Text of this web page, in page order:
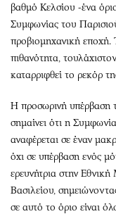
βαθμό Κελσίου -ένα
Συμφωνίας του
προβιομηχανική εποχή.
πιθανότητα,
καταρριφθεί το ρεκόρ
Η προσωρινή υπέρβαση
σημαίνει ότι η
αναφέρεται σε έναν
όχι σε υπέρβαση ενός
ερευνήτρια στην
Βασιλείου,
σε αυτό το όριο είναι